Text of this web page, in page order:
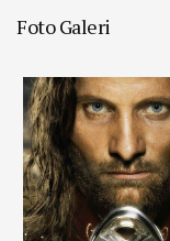
Foto Galeri